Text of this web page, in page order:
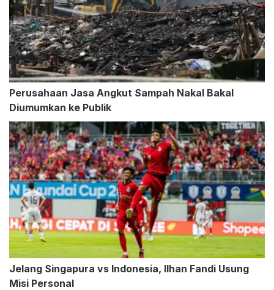
Perusahaan Jasa Angkut Sampah Nakal Bakal
Diumumkan ke Publik
Jelang Singapura vs Indonesia, Ilhan Fandi Usung
Misi Personal